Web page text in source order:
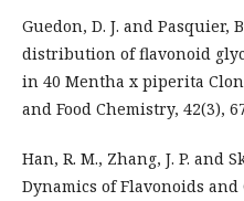
Guedon, D. J. and Pasquier,
distribution of flavonoid
in 40 Mentha x piperita
and Food Chemistry, 42(3),
Han, R. M., Zhang, J. P. and
Dynamics of Flavonoids